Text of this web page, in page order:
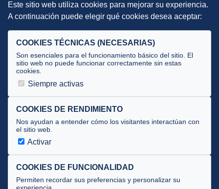
DIRECCIÓN TÉCNICA
Selecciones
Tecnificación
JUECES Y OFICIALES
Documentos
Cursos
Circulares oficiales
Convocatorias y Equipaciones
Este sitio web utiliza cookies para mejorar su experiencia.
A continuación puede elegir qué cookies desea aceptar:
COOKIES TÉCNICAS (NECESARIAS)
Son esenciales para el funcionamiento básico del sitio. El
sitio web no puede funcionar correctamente sin estas
cookies.
Siempre activas
COOKIES DE RENDIMIENTO
Nos ayudan a entender cómo los visitantes interactúan con
el sitio web.
Activar
COOKIES DE FUNCIONALIDAD
Permiten recordar sus preferencias y personalizar su
experiencia.